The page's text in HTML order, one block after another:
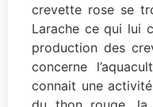
crevette rose se
Larache ce qui lui
production des
concerne
connait une